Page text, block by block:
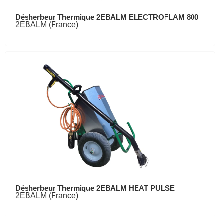
Désherbeur Thermique 2EBALM ELECTROFLAM 800
2EBALM (France)
Désherbeur Thermique 2EBALM HEAT PULSE
2EBALM (France)